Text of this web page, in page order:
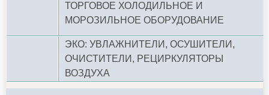
ТОРГОВОЕ ХОЛОДИЛЬНОЕ И
МОРОЗИЛЬНОЕ ОБОРУДОВАНИЕ
ЭКО: УВЛАЖНИТЕЛИ, ОСУШИТЕЛИ,
ОЧИСТИТЕЛИ, РЕЦИРКУЛЯТОРЫ
ВОЗДУХА